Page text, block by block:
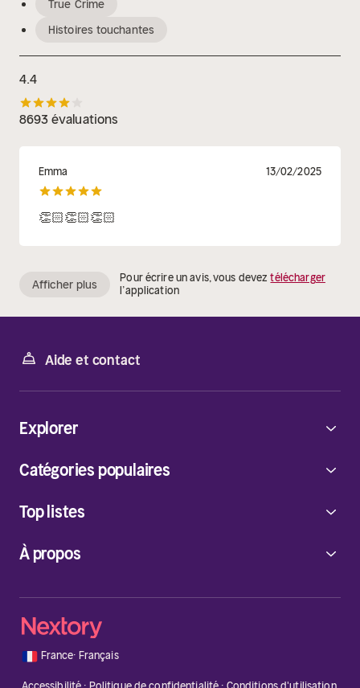
True Crime
Histoires touchantes
4.4
8693 évaluations
Emma 13/02/2025
👏🏻👏🏻👏🏻
Afficher plus Pour écrire un avis, vous deveztélécharger
l’application
Aide et contact
À propos
Explorer
Catégories populaires
Top listes
🇫🇷 France· Français